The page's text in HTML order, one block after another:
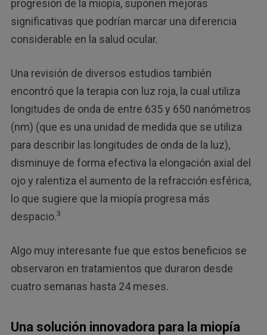
progresión de la miopía, suponen mejoras
significativas que podrían marcar una diferencia
considerable en la salud ocular.
Una revisión de diversos estudios también
encontró que la terapia con luz roja, la cual utiliza
longitudes de onda de entre 635 y 650 nanómetros
(nm) (que es una unidad de medida que se utiliza
para describir las longitudes de onda de la luz),
disminuye de forma efectiva la elongación axial del
ojo y ralentiza el aumento de la refracción esférica,
lo que sugiere que la miopía progresa más
despacio.3
Algo muy interesante fue que estos beneficios se
observaron en tratamientos que duraron desde
cuatro semanas hasta 24 meses.
Una solución innovadora para la miopía